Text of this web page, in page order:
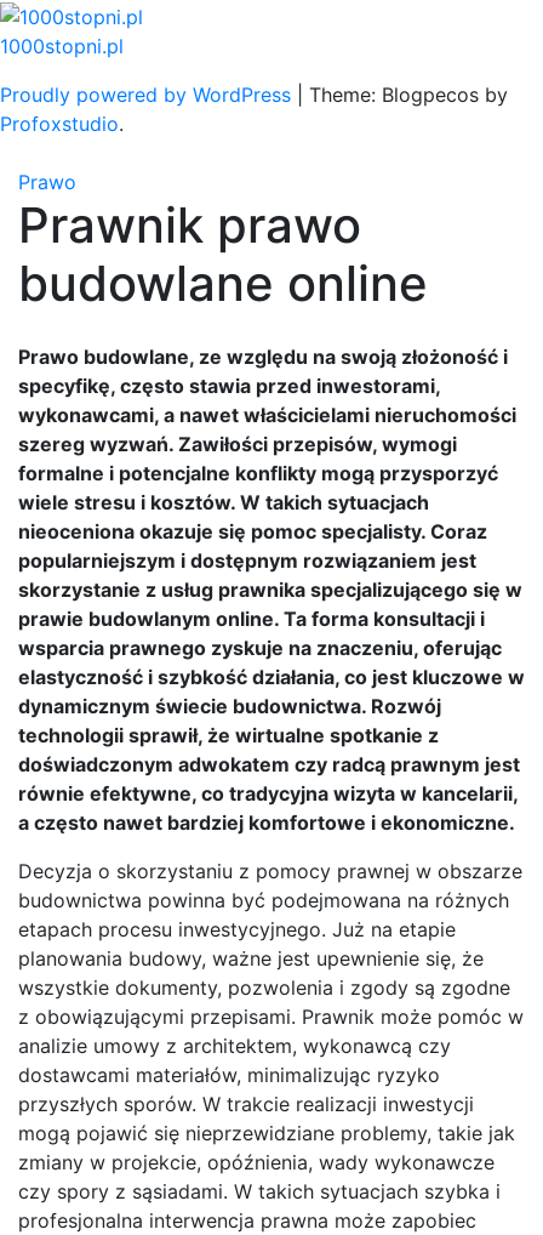
Skip
to
1000stopni.pl
Proudly powered by WordPress
Theme: Blogpecos by
Profoxstudio.
Prawo
Prawnik prawo
budowlane online
Prawo budowlane, ze względu na swoją złożoność i
specyfikę, często stawia przed inwestorami,
wykonawcami, a nawet właścicielami nieruchomości
szereg wyzwań. Zawiłości przepisów, wymogi
formalne i potencjalne konflikty mogą przysporzyć
wiele stresu i kosztów. W takich sytuacjach
nieoceniona okazuje się pomoc specjalisty. Coraz
popularniejszym i dostępnym rozwiązaniem jest
skorzystanie z usług prawnika specjalizującego się w
prawie budowlanym online. Ta forma konsultacji i
wsparcia prawnego zyskuje na znaczeniu, oferując
elastyczność i szybkość działania, co jest kluczowe w
dynamicznym świecie budownictwa. Rozwój
technologii sprawił, że wirtualne spotkanie z
doświadczonym adwokatem czy radcą prawnym jest
równie efektywne, co tradycyjna wizyta w kancelarii,
a często nawet bardziej komfortowe i ekonomiczne.
Decyzja o skorzystaniu z pomocy prawnej w obszarze
budownictwa powinna być podejmowana na różnych
etapach procesu inwestycyjnego. Już na etapie
planowania budowy, ważne jest upewnienie się, że
wszystkie dokumenty, pozwolenia i zgody są zgodne
z obowiązującymi przepisami. Prawnik może pomóc w
analizie umowy z architektem, wykonawcą czy
dostawcami materiałów, minimalizując ryzyko
przyszłych sporów. W trakcie realizacji inwestycji
mogą pojawić się nieprzewidziane problemy, takie jak
zmiany w projekcie, opóźnienia, wady wykonawcze
czy spory z sąsiadami. W takich sytuacjach szybka i
profesjonalna interwencja prawna może zapobiec